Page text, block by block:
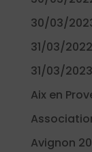
30/03/
31/03/2022
31/03/2023
Aix en
Avignon